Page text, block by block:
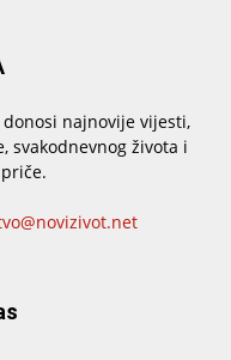
najnovije vijesti,
svakodnevnog života i